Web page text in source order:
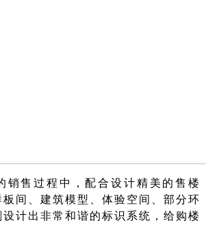
销售过程中，配合设计精美的售楼
间、建筑模型、体验空间、部分环
计出非常和谐的标识系统，给购楼